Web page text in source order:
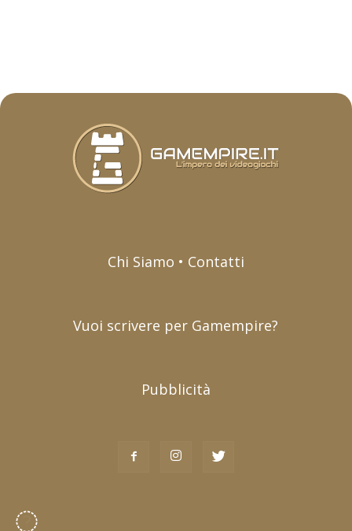
Chi Siamo • Contatti
Vuoi scrivere per Gamempire?
Pubblicità